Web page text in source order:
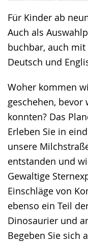
Für Kinder ab
Auch als
buchbar, auch
Deutsch und
Woher kommen
geschehen,
konnten? Das
Erleben Sie in
unsere
entstanden und
Gewaltige
Einschläge von
ebenso ein Teil
Dinosaurier und
Begeben Sie sich